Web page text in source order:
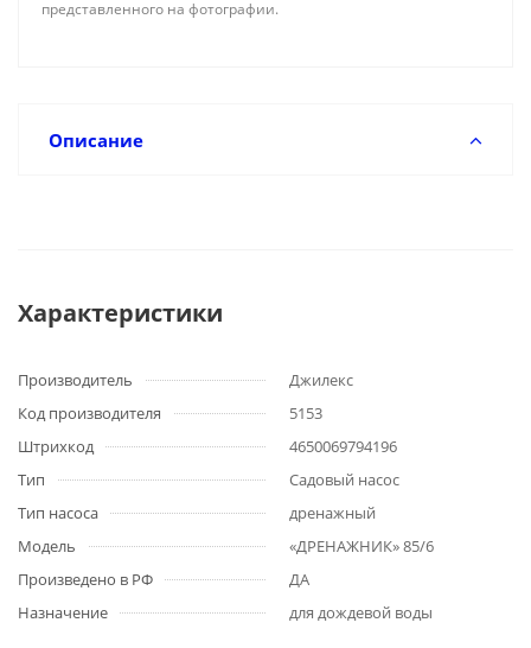
представленного на фотографии.
Описание
Характеристики
Производитель
Джилекс
Код производителя
5153
Штрихкод
4650069794196
Тип
Садовый насос
Тип насоса
дренажный
Модель
«ДРЕНАЖНИК» 85/6
Произведено в РФ
ДА
Назначение
для дождевой воды